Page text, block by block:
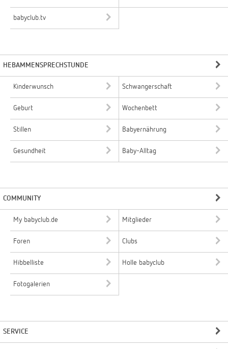
babyclub.tv
HEBAMMENSPRECHSTUNDE
Kinderwunsch Schwangerschaft
Geburt Wochenbett
Stillen Babyernährung
Gesundheit Baby-Alltag
COMMUNITY
My babyclub.de Mitglieder
Foren Clubs
Hibbelliste Holle babyclub
Fotogalerien
SERVICE